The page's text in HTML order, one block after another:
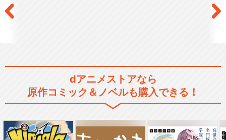
dアニメストアなら
原作コミック＆ノベルも購入できる！